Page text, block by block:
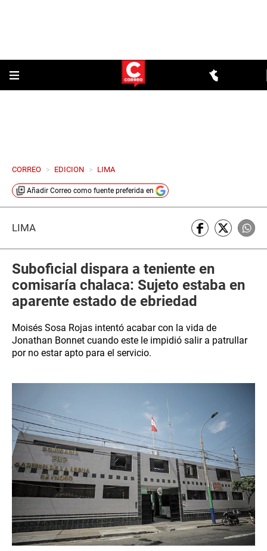
CORREO > EDICION > LIMA
Añadir Correo como fuente preferida en
LIMA
Suboficial dispara a teniente en
comisaría chalaca: Sujeto estaba en
aparente estado de ebriedad
Moisés Sosa Rojas intentó acabar con la vida de
Jonathan Bonnet cuando este le impidió salir a patrullar
por no estar apto para el servicio.